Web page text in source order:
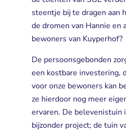
steentje bij te dragen aan
de dromen van Hannie en
bewoners van Kuyperhof?
De persoonsgebonden
een kostbare investering,
voor onze bewoners kan
ze hierdoor nog meer
ervaren. De belevenistuin
bijzonder project; de tuin